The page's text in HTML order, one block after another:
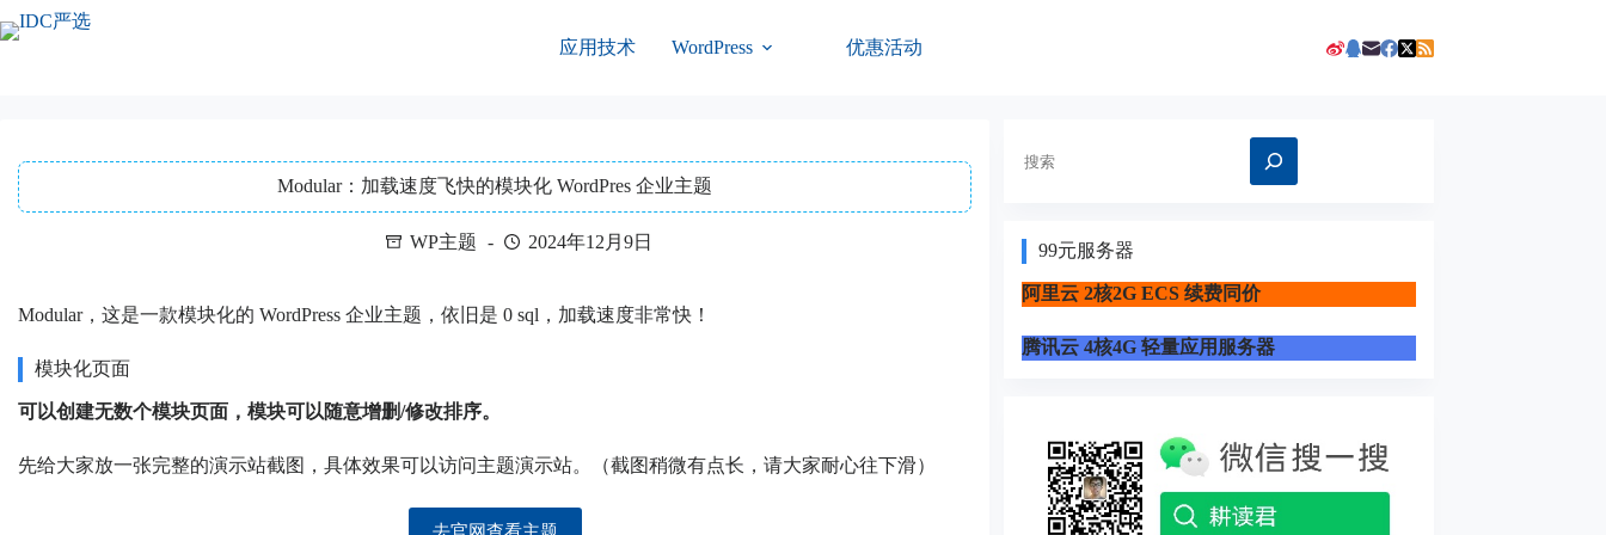
至
应用技术 WordPress 优惠活动
Modular：加载速度飞快的模块化 WordPres 企业主题
WP主题 2024年12月9日
Modular，这是一款模块化的 WordPress 企业主题，依旧是 0 sql，加载速度非常快！
模块化页面
可以创建无数个模块页面，模块可以随意增删/修改排序。
先给大家放一张完整的演示站截图，具体效果可以访问主题演示站。（截图稍微有点长，请大家耐心往下滑）
索
99元服务器
阿里云 2核2G ECS 续费同价
腾讯云 4核4G 轻量应用服务器